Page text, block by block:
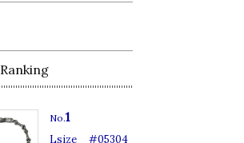
Ranking
No.1
Lsize _ #05304